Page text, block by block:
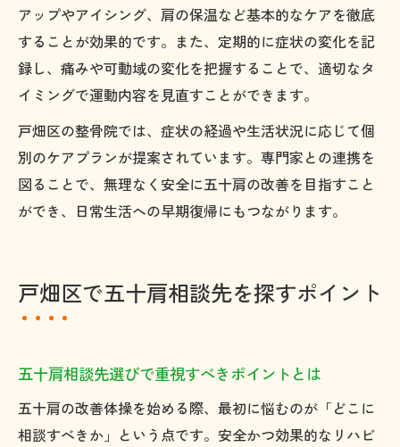
アップやアイシング、肩の保温など基本的なケアを徹底
することが効果的です。また、定期的に症状の変化を記
録し、痛みや可動域の変化を把握することで、適切なタ
イミングで運動内容を見直すことができます。
戸畑区の整骨院では、症状の経過や生活状況に応じて個
別のケアプランが提案されています。専門家との連携を
図ることで、無理なく安全に五十肩の改善を目指すこと
ができ、日常生活への早期復帰にもつながります。
戸畑区で五十肩相談先を探すポイント
五十肩相談先選びで重視すべきポイントとは
五十肩の改善体操を始める際、最初に悩むのが「どこに
相談すべきか」という点です。安全かつ効果的なリハビ